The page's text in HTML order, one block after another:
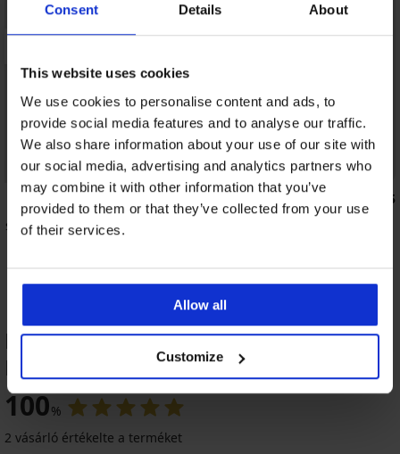
Consent Details About
This website uses cookies
We use cookies to personalise content and ads, to
provide social media features and to analyse our traffic.
We also share information about your use of our site with
our social media, advertising and analytics partners who
may combine it with other information that you’ve
provided to them or that they’ve collected from your use
of their services.
Allow all
Customize
5
5
Maia Glitter Brown bikinifelső TERMÉK
ÉRTÉKELÉSE
100%
2 vásárló értékelte a terméket